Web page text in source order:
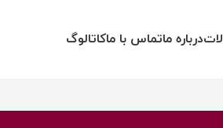
درباره ماتماس با ماکاتالوگ